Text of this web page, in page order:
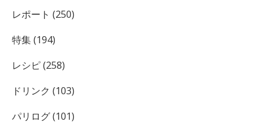
レポート (250)
特集 (194)
レシピ (258)
ドリンク (103)
パリログ (101)